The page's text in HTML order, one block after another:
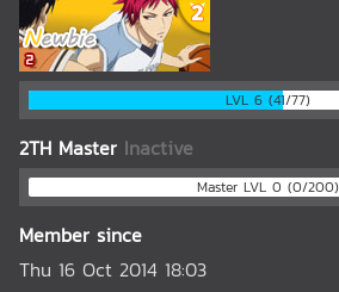
LVL 6 (41/77)
2TH Master Inactive
Master LVL 0 (0/200)
Member since
Thu 16 Oct 2014 18:03